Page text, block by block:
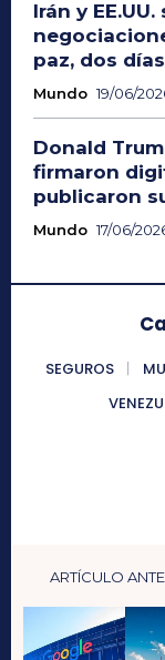
Irán y
paz, dos
Mundo 19/06/
Donald
firmaron
publicaron
Mundo 17/06/
SEGUROS
ARTÍCULO